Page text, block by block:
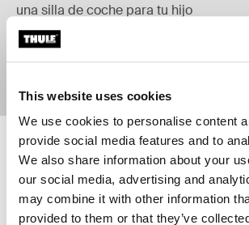
This website uses cookies
We use cookies to personalise content
provide social media features and to
We also share information about your
our social media, advertising and
may combine it with other information
provided to them or that they’ve
una silla de coche para tu hijo
Paquete Thule Urban Glide Travel System de 4
Paquete Thule Urban Glide
Travel System de 4 ruedas
Thule Urban Glide 4-wheel stroller
in Soft Beige + Thule bassinet in
Newborn
Newborn
Newborn
bundle